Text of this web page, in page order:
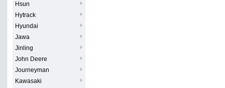
Hsun
Hytrack
Hyundai
Jawa
Jinling
John Deere
Journeyman
Kawasaki